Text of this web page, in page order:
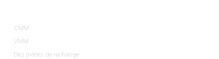
CMM
VMM
Des pièces de rechange